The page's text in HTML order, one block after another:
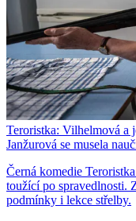
Teroristka: Vilhelmová a
Janžurová se musela
Černá komedie
toužící po spravedlnosti.
podmínky i lekce střelby.